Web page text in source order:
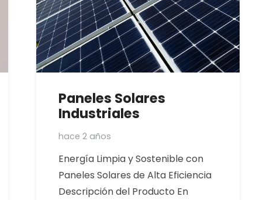
Paneles Solares
Industriales
hace 2 años
Energía Limpia y Sostenible con
Paneles Solares de Alta Eficiencia
Descripción del Producto En